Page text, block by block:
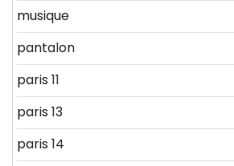
musique
pantalon
paris 11
paris 13
paris 14